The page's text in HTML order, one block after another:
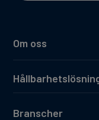
Om oss
Branscher